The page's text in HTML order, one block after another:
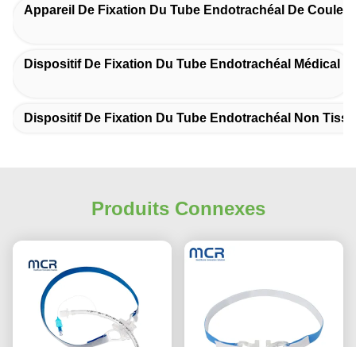
Appareil De Fixation Du Tube Endotrachéal De
Dispositif De Fixation Du Tube Endotrachéal Médical
Dispositif De Fixation Du Tube Endotrachéal Non Tissé
Produits Connexes